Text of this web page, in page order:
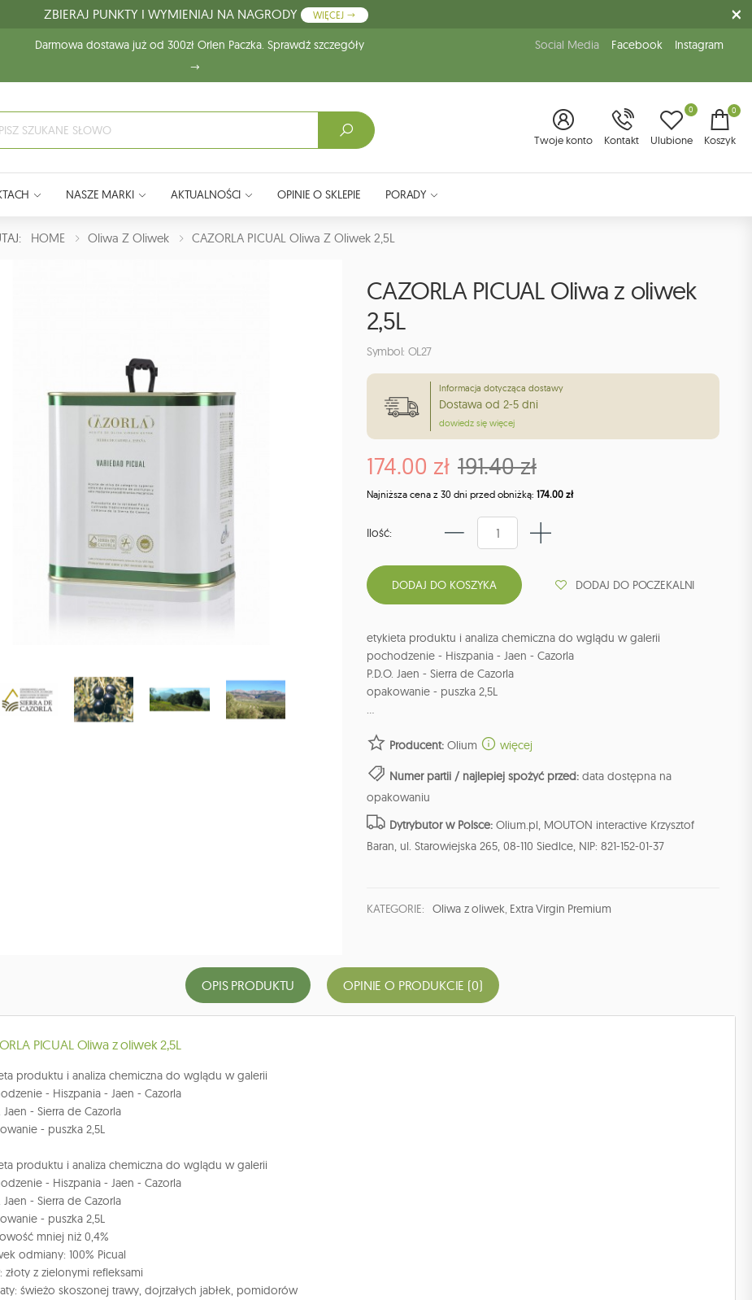
ZBIERAJ PUNKTY I WYMIENIAJ NA NAGRODY WIĘCEJ
Darmowa dostawa już od 300zł Orlen Paczka. Sprawdź szczegóły Social Media Facebook Instagram
Twoje konto Kontakt Ulubione
0 0
Koszyk
NASZE MARKI AKTUALNOŚCI OPINIE O SKLEPIE PORADY
HOME Oliwa Z Oliwek CAZORLA PICUAL Oliwa Z Oliwek 2,5L
CAZORLA PICUAL Oliwa z oliwek
2,5L
Symbol: OL27
Informacja dotycząca dostawy
Dostawa od 2-5 dni
dowiedz się więcej
174.00 zł 191.40 zł
Najniższa cena z 30 dni przed obniżką: 174.00 zł
Ilość:
DODAJ DO POCZEKALNI
etykieta produktu i analiza chemiczna do wglądu w galerii
pochodzenie - Hiszpania - Jaen - Cazorla
P.D.O. Jaen - Sierra de Cazorla
opakowanie - puszka 2,5L
...
Producent: Olium więcej
Numer partii / najlepiej spożyć przed: data dostępna na
opakowaniu
Dytrybutor w Polsce: Olium.pl, MOUTON interactive Krzysztof
Baran, ul. Starowiejska 265, 08-110 Siedlce, NIP: 821-152-01-37
KATEGORIE: Oliwa z oliwek, Extra Virgin Premium
OPIS PRODUKTU OPINIE O PRODUKCIE (0)
PICUAL Oliwa z oliwek 2,5L
produktu i analiza chemiczna do wglądu w galerii
- Hiszpania - Jaen - Cazorla
Jaen - Sierra de Cazorla
- puszka 2,5L
produktu i analiza chemiczna do wglądu w galerii
- Hiszpania - Jaen - Cazorla
Jaen - Sierra de Cazorla
- puszka 2,5L
mniej niż 0,4%
odmiany: 100% Picual
złoty z zielonymi refleksami
świeżo skoszonej trawy, dojrzałych jabłek, pomidorów